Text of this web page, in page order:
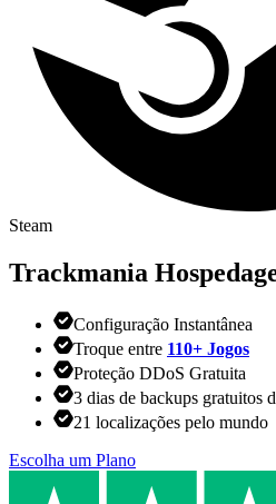
Steam
Trackmania
Configuração Instantânea
Troque entre 110+ Jogos
Proteção DDoS Gratuita
3 dias de backups gratuitos
21 localizações pelo mundo
Escolha um Plano